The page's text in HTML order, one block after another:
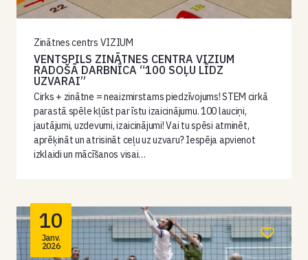
Zinātnes centrs VIZIUM
VENTSPILS ZINĀTNES CENTRA VIZIUM
RADOŠĀ DARBNĪCA “100 SOĻU LĪDZ
UZVARAI”
Cirks + zinātne = neaizmirstams piedzīvojums! STEM cirkā
parastā spēle kļūst par īstu izaicinājumu. 100 lauciņi,
jautājumi, uzdevumi, izaicinājumi! Vai tu spēsi atminēt,
aprēķināt un atrisināt ceļu uz uzvaru? Iespēja apvienot
izklaidi un mācīšanos visai…
10
Janv.
2026